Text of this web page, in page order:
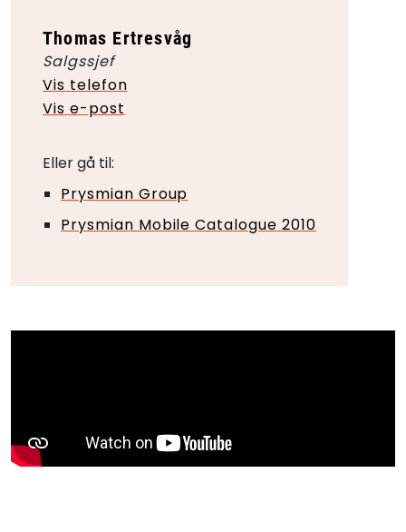
Thomas Ertresvåg
Salgssjef
Vis telefon
Vis e-post
Eller gå til:
Prysmian Group
Prysmian Mobile Catalogue 2010